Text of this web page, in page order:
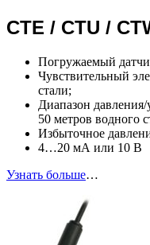
CTE / CTU /
Погружаемый
Чувствительный
стали;
Диапазон
50 метров водного
Избыточное
4…20 мА или 10 В
Узнать больше…